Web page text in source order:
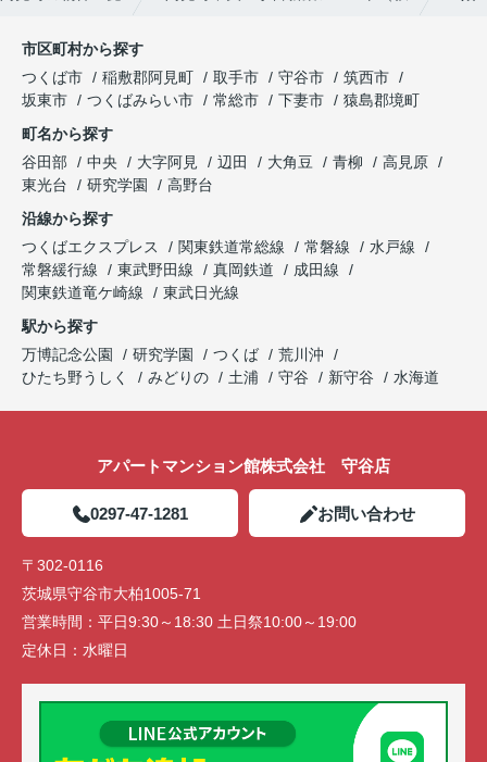
市区町村から探す
つくば市
稲敷郡阿見町 取手市 守谷市
筑西市
坂東市
つくばみらい市 常総市 下妻市
猿島郡境町
町名から探す
谷田部
中央 大字阿見 辺田 大角豆 青柳
高見原
東光台
研究学園
高野台
沿線から探す
つくばエクスプレス
関東鉄道常総線 常磐線
水戸線
常磐緩行線
東武野田線 真岡鉄道
成田線
関東鉄道竜ケ崎線
東武日光線
駅から探す
万博記念公園
研究学園 つくば
荒川沖
ひたち野うしく
みどりの 土浦 守谷 新守谷 水海道
アパートマンション館株式会社 守谷店
0297-47-1281 お問い合わせ
〒302-0116
茨城県守谷市大柏1005-71
営業時間： 平日9:30～18:30 土日祭10:00～19:00
定休日： 水曜日